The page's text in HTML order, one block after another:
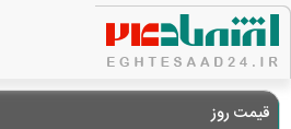
قیمت روز